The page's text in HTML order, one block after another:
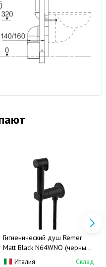
Гигиенический душ Remer
Matt Black N64WNO (черный
мат), смеситель в комплекте
Италия Склад